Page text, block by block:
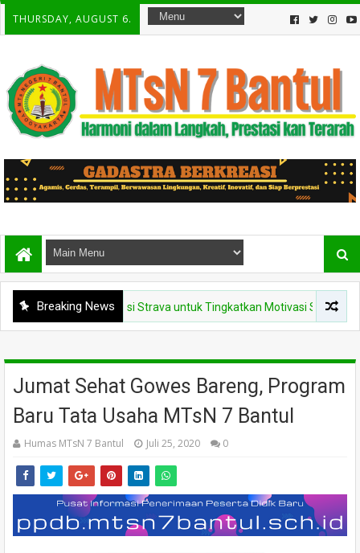
THURSDAY, AUGUST 6.
Breaking News
Aplikasi Strava untuk Tingkatkan Motivasi Siswa Kelas IX
Jumat Sehat Gowes Bareng, Program
Baru Tata Usaha MTsN 7 Bantul
Humas MTsN 7 Bantul Juli 25, 2020 0